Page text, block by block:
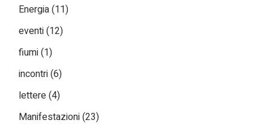
Energia(11)
eventi(12)
fiumi(1)
incontri(6)
lettere(4)
Manifestazioni(23)